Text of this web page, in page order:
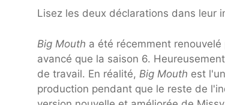
Lisez les deux déclarations dans leur
Big Mouth a été récemment
avancé que la saison 6.
de travail. En réalité, Big Mouth est
production pendant que le reste de